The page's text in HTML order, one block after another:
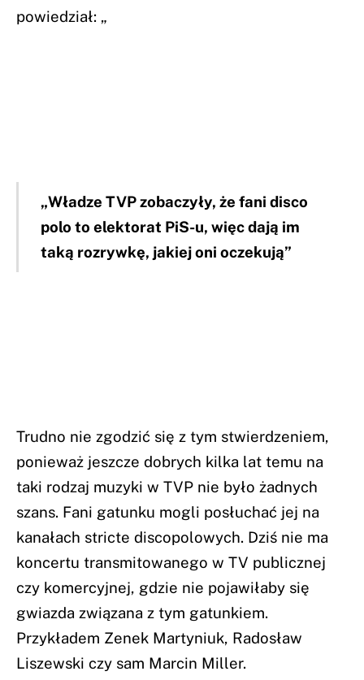
powiedział: „
„Władze TVP zobaczyły, że fani disco
polo to elektorat PiS-u, więc dają im
taką rozrywkę, jakiej oni oczekują”
Trudno nie zgodzić się z tym stwierdzeniem,
ponieważ jeszcze dobrych kilka lat temu na
taki rodzaj muzyki w TVP nie było żadnych
szans. Fani gatunku mogli posłuchać jej na
kanałach stricte discopolowych. Dziś nie ma
koncertu transmitowanego w TV publicznej
czy komercyjnej, gdzie nie pojawiłaby się
gwiazda związana z tym gatunkiem.
Przykładem Zenek Martyniuk, Radosław
Liszewski czy sam Marcin Miller.